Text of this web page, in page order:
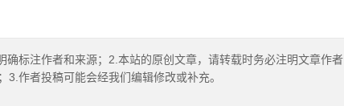
确标注作者和来源；2.本站的原创文章，请转载时务必注明文章作者
作者投稿可能会经我们编辑修改或补充。